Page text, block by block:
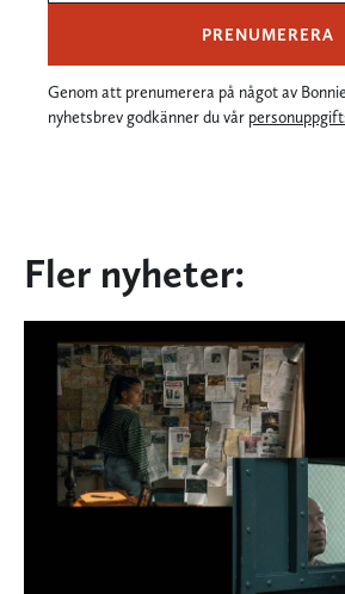
PRENUMERERA
Genom att prenumerera på något av
nyhetsbrev godkänner du vår
Fler nyheter: